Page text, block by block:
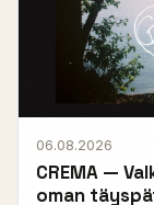
06.08.2026
CREMA —
oman